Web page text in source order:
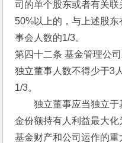
司的单个股东或者有关
50%以上的，与上述股
事会人数的1/3。
第四十二条 基金管理公
独立董事人数不得少于3
1/3。
独立董事应当独立于
金份额持有人利益最大
基金财产和公司运作的